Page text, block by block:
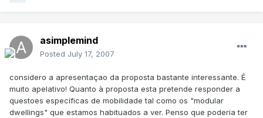
asimplemind
Posted July 17, 2007
considero a apresentaçao da proposta bastante interessante. É
muito apelativo! Quanto à proposta esta pretende responder a
questoes específicas de mobilidade tal como os "modular
dwellings" que estamos habituados a ver. Penso que poderia ter